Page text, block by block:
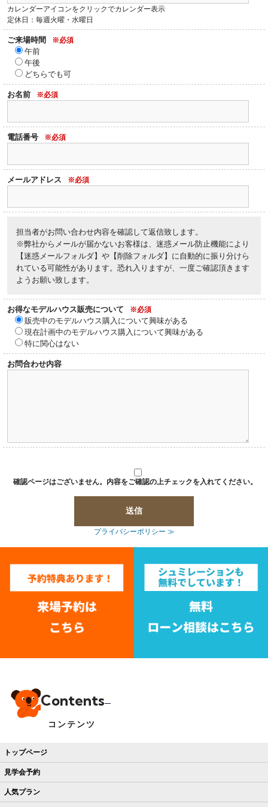
カレンダーアイコンをクリックでカレンダー表示
定休日：毎週火曜・水曜日
ご来場時間 ※必須
午前
午後
どちらでも可
お名前 ※必須
電話番号 ※必須
メールアドレス ※必須
担当者がお問い合わせ内容を確認して返信致します。
※弊社からメールが届かないお客様は、迷惑メール防止機能により
【迷惑メールフォルダ】や【削除フォルダ】に自動的に振り分けら
れている可能性があります。恐れ入りますが、一度ご確認頂きます
ようお願い致します。
お得なモデルハウス販売について ※必須
販売中のモデルハウス購入について興味がある
現在計画中のモデルハウス購入について興味がある
特に関心はない
お問合わせ内容
確認ページはございません。内容をご確認の上チェックを入れてください。
プライバシーポリシー ≫
Contents
コンテンツ
トップページ
見学会予約
人気プラン